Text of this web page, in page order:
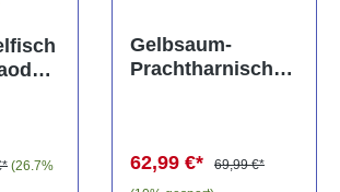
Bewertung von 5 von 5 Sternen
(26.7%
Gelbsaum-
Prachtharnischw
62,99 €*
69,99 €*